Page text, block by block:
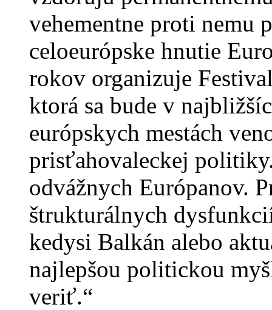
vehementne proti nemu
celoeurópske hnutie
rokov organizuje
ktorá sa bude v
európskych mestách
prisťahovaleckej
odvážnych Európanov.
štrukturálnych
kedysi Balkán alebo
najlepšou politickou
veriť.“